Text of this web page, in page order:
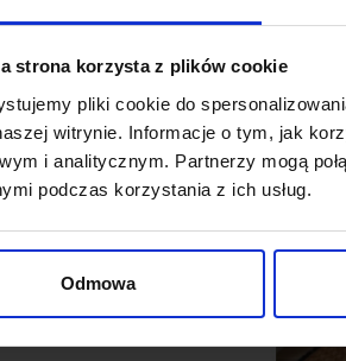
strona korzysta z plików cookie
pliki cookie do
witrynie. Informacje o tym, jak
i analitycznym. Partnerzy mogą
podczas korzystania z ich usług.
Odmowa